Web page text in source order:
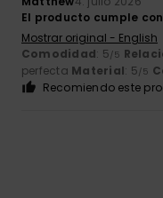
El producto cumple
Mostrar original - English
Comodidad: 5/5
perfecta Material: 5/5
Recomiendo este